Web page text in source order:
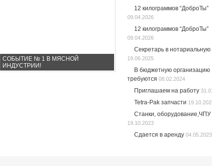
СОБЫТИЕ № 1 В МЯСНОЙ
ИНДУСТРИИ!
12 килограммов “ДоброТы”
09.04.2026
12 килограммов “ДоброТы”
09.04.2026
Секретарь в нотариальную
19.06.2025
В бюджетную организацию
требуются 08.02.2024
Приглашаем на работу
Tetra-Pak запчасти
Станки, оборудование,ЧПУ
19.10.2023
Сдается в аренду 04.05.2023